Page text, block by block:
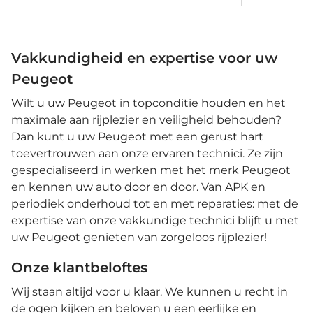
voor •
Vakkundigheid en expertise voor uw
Peugeot
Wilt u uw Peugeot in topconditie houden en het
maximale aan rijplezier en veiligheid behouden?
Dan kunt u uw Peugeot met een gerust hart
toevertrouwen aan onze ervaren technici. Ze zijn
gespecialiseerd in werken met het merk Peugeot
en kennen uw auto door en door. Van APK en
periodiek onderhoud tot en met reparaties: met de
expertise van onze vakkundige technici blijft u met
uw Peugeot genieten van zorgeloos rijplezier!
Onze klantbeloftes
Wij staan altijd voor u klaar. We kunnen u recht in
de ogen kijken en beloven u een eerlijke en